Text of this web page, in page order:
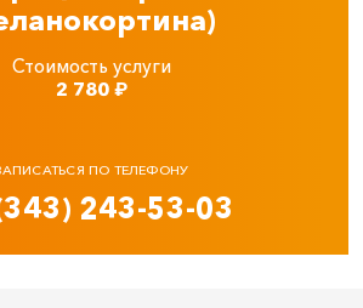
Стоимость услуги
2 780₽
ПО ТЕЛЕФОНУ
243-53-03